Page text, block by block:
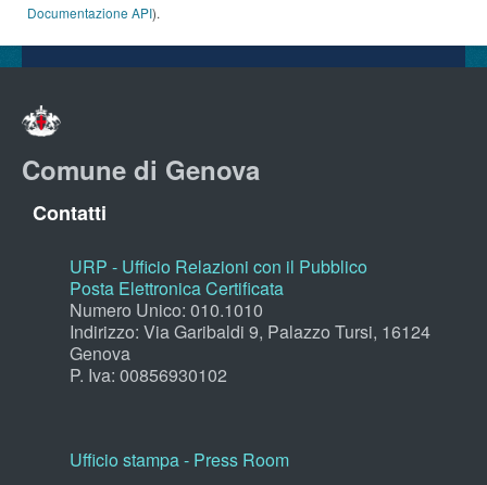
Documentazione API).
Comune di Genova
Contatti
URP - Ufficio Relazioni con il Pubblico
Posta Elettronica Certificata
Numero Unico: 010.1010
Indirizzo: Via Garibaldi 9, Palazzo Tursi, 16124
Genova
P. Iva: 00856930102
Ufficio stampa - Press Room